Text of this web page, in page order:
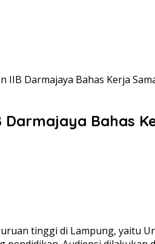
IIB Darmajaya Bahas Kerja
Bahas
tinggi di Lampung, yaitu